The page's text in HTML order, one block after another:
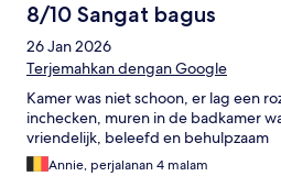
8/10 Sangat bagus
26 Jan 2026
Terjemahkan dengan Google
Kamer was niet schoon, er lag een
inchecken, muren in de badkamer
vriendelijk, beleefd en behulpzaam
Annie, perjalanan 4 malam